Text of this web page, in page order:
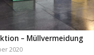
– Müllvermeidung
2020